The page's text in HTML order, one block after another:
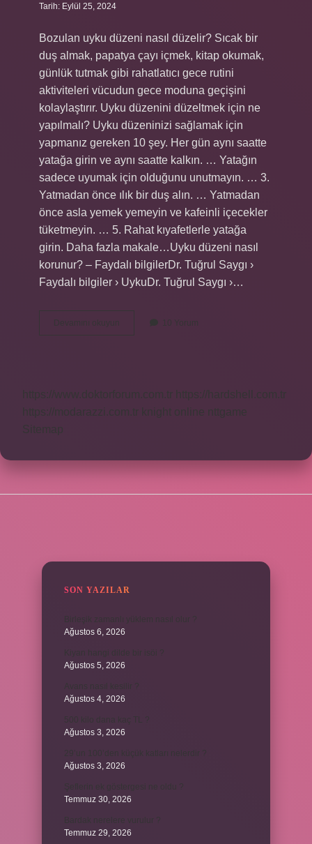
Tarih: Eylül 25, 2024
Bozulan uyku düzeni nasıl düzelir? Sıcak bir
duş almak, papatya çayı içmek, kitap okumak,
günlük tutmak gibi rahatlatıcı gece rutini
aktiviteleri vücudun gece moduna geçişini
kolaylaştırır. Uyku düzenini düzeltmek için ne
yapılmalı? Uyku düzeninizi sağlamak için
yapmanız gereken 10 şey. Her gün aynı saatte
yatağa girin ve aynı saatte kalkın. … Yatağın
sadece uyumak için olduğunu unutmayın. … 3.
Yatmadan önce ılık bir duş alın. … Yatmadan
önce asla yemek yemeyin ve kafeinli içecekler
tüketmeyin. … 5. Rahat kıyafetlerle yatağa
girin. Daha fazla makale…Uyku düzeni nasıl
korunur? – Faydalı bilgilerDr. Tuğrul Saygı ›
Faydalı bilgiler › UykuDr. Tuğrul Saygı ›…
Devamını okuyun
Düzenim
10 Yorum
https://www.doktorforum.com.tr
https://hardshell.com.tr
https://modarazzi.com.tr
knight online
nttgame
Sitemap
SON YAZILAR
Ağustos 6, 2026
Ağustos 5, 2026
Ağustos 4, 2026
Ağustos 3, 2026
Ağustos 3, 2026
Temmuz 30, 2026
Temmuz 29, 2026